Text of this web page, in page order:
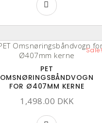
Sale!
PET
OMSNØRINGSBÅNDVOGN
FOR Ø407MM KERNE
1,498.00 DKK